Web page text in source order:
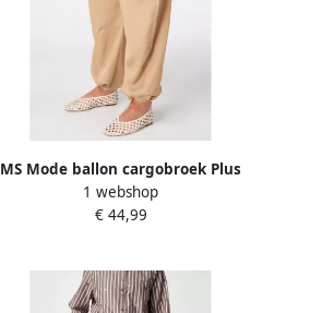
MS Mode ballon cargobroek Plus
Size beige
1 webshop
€ 44,99